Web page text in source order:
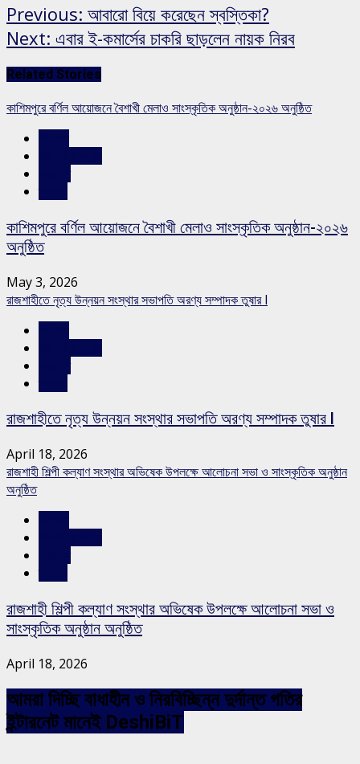
Previous: আবারো বিয়ে করেছেন স্বস্তিকা?
Next: এবার ই-কমার্সের চাকরি ছাড়লেন নায়ক নিরব
Related Stories
কাশিমপুরে বর্ণিল আয়োজনে বৈশাখী মেলাও সাংস্কৃতিক অনুষ্ঠান-২০২৬ অনুষ্ঠিত
কাশিমপুরে বর্ণিল আয়োজনে বৈশাখী মেলাও সাংস্কৃতিক অনুষ্ঠান-২০২৬
অনুষ্ঠিত
May 3, 2026
রাজশাহীতে নৃত্য উন্নয়ন সংস্থার সভাপতি অরণ্য সম্পাদক তুষার l
রাজশাহীতে নৃত্য উন্নয়ন সংস্থার সভাপতি অরণ্য সম্পাদক তুষার l
April 18, 2026
রাজশাহী শিল্পী কল্যাণ সংস্থার অভিষেক উপলক্ষে আলোচনা সভা ও সাংস্কৃতিক অনুষ্ঠান
অনুষ্ঠিত
রাজশাহী শিল্পী কল্যাণ সংস্থার অভিষেক উপলক্ষে আলোচনা সভা ও
সাংস্কৃতিক অনুষ্ঠান অনুষ্ঠিত
April 18, 2026
আমরা দিচ্ছি বাধাহীন ও নিরবিচ্ছিন্ন দুর্দান্ত গতির
ইন্টারনেট মানেই DeshiBiT